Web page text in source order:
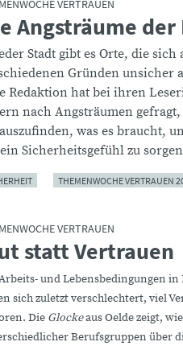
VERTRAUEN
Angsträume der
Stadt gibt es Orte, die sich
Gründen unsicher
Redaktion hat bei ihren
nach Angsträumen
was es braucht,
Sicherheitsgefühl zu
THEMENWOCHE VERTRAUEN
VERTRAUEN
statt Vertrauen
und Lebensbedingungen in
sich zuletzt verschlechtert, viel
Die Glockeaus Oelde zeigt,
Berufsgruppen über